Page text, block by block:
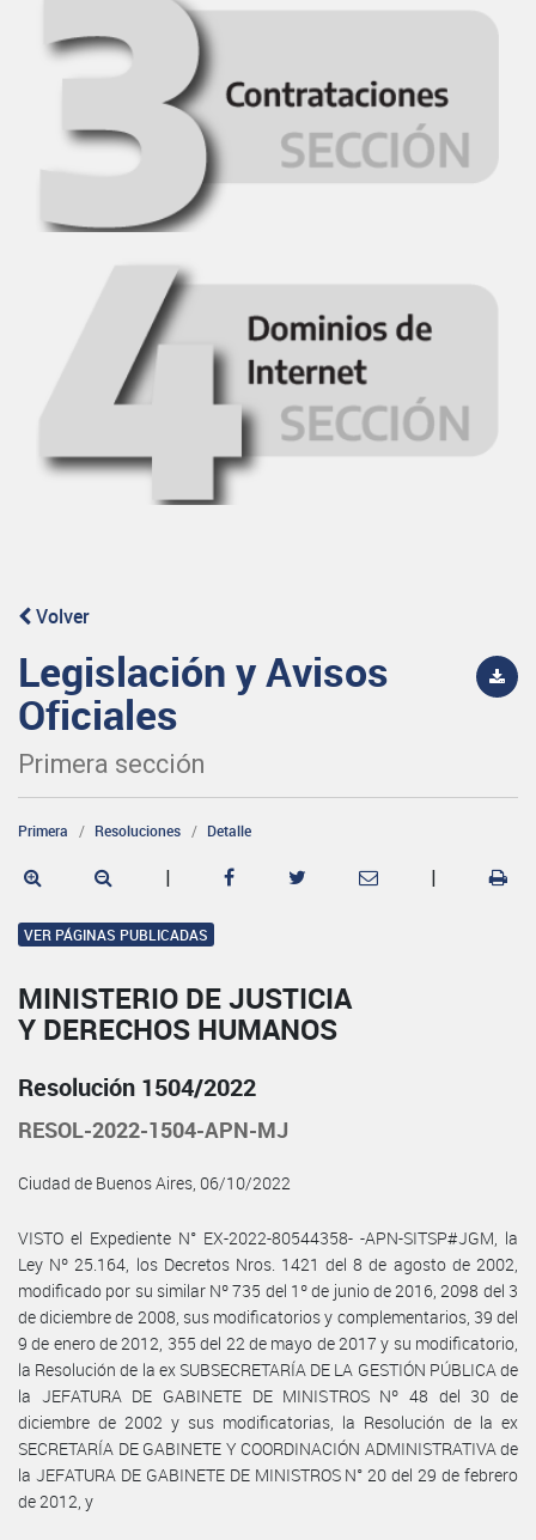
Volver
Legislación y Avisos
Oficiales
Primera sección
Primera Resoluciones Detalle
| |
VER PÁGINAS PUBLICADAS
MINISTERIO DE JUSTICIA
Y DERECHOS HUMANOS
Resolución 1504/2022
RESOL-2022-1504-APN-MJ
Ciudad de Buenos Aires, 06/10/2022
VISTO el Expediente N° EX-2022-80544358- -APN-SITSP#JGM, la
Ley Nº 25.164, los Decretos Nros. 1421 del 8 de agosto de 2002,
modificado por su similar Nº 735 del 1º de junio de 2016, 2098 del 3
de diciembre de 2008, sus modificatorios y complementarios, 39 del
9 de enero de 2012, 355 del 22 de mayo de 2017 y su modificatorio,
la Resolución de la ex SUBSECRETARÍA DE LA GESTIÓN PÚBLICA de
la JEFATURA DE GABINETE DE MINISTROS Nº 48 del 30 de
diciembre de 2002 y sus modificatorias, la Resolución de la ex
SECRETARÍA DE GABINETE Y COORDINACIÓN ADMINISTRATIVA de
la JEFATURA DE GABINETE DE MINISTROS N° 20 del 29 de febrero
de 2012, y